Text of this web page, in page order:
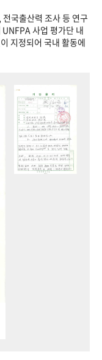
국출산력 조사 등 연구
사업 평가단 내
지정되어 국내 활동에